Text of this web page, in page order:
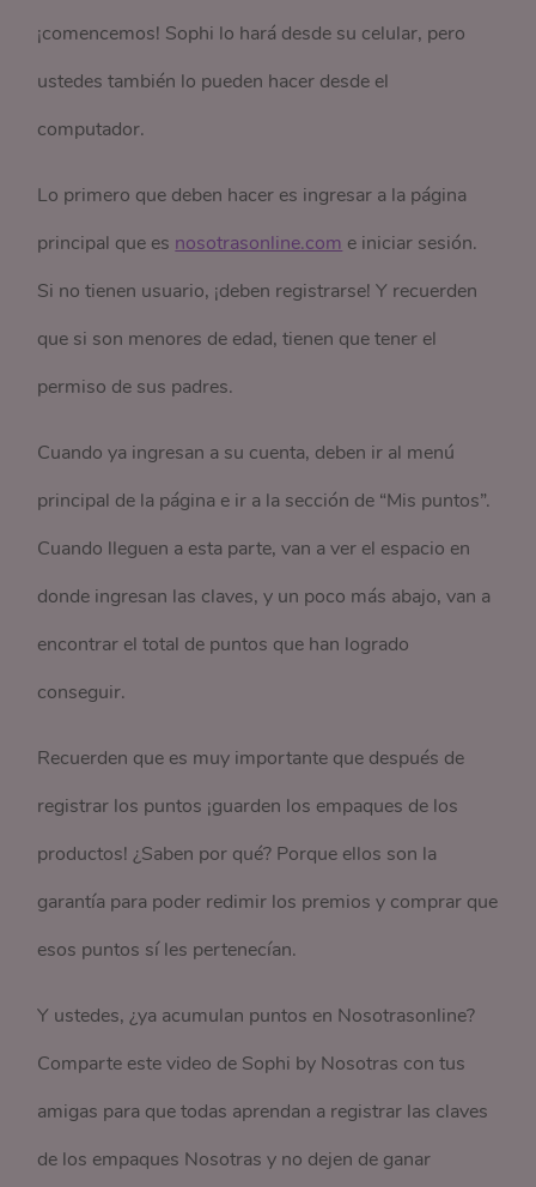
¡comencemos! Sophi lo hará desde su celular, pero
ustedes también lo pueden hacer desde el
computador.
Lo primero que deben hacer es ingresar a la página
principal que es nosotrasonline.com e iniciar sesión.
Si no tienen usuario, ¡deben registrarse! Y recuerden
que si son menores de edad, tienen que tener el
permiso de sus padres.
Cuando ya ingresan a su cuenta, deben ir al menú
principal de la página e ir a la sección de “Mis puntos”.
Cuando lleguen a esta parte, van a ver el espacio en
donde ingresan las claves, y un poco más abajo, van a
encontrar el total de puntos que han logrado
conseguir.
Recuerden que es muy importante que después de
registrar los puntos ¡guarden los empaques de los
productos! ¿Saben por qué? Porque ellos son la
garantía para poder redimir los premios y comprar que
esos puntos sí les pertenecían.
Y ustedes, ¿ya acumulan puntos en Nosotrasonline?
Comparte este video de Sophi by Nosotras con tus
amigas para que todas aprendan a registrar las claves
de los empaques Nosotras y no dejen de ganar